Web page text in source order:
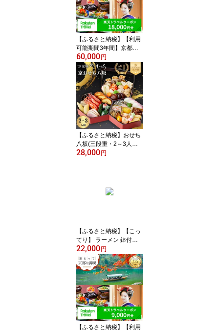
ット 予約 父の日 母の日
【ふるさと納税】【利用
可能期間3年間】京都府
京都市の対象施設で使え
る楽天トラベルクーポン
寄付額60,000円 観光地
応援 温泉 観光 旅行 ホテ
ル 旅館 クーポン チケッ
ト 予約 父の日 母の日
60,000 円
【ふるさと納税】おせち
八坂(三段重・2～3人前)
《2027年 数量限定》
お節 京料理 人気 おすす
め 2027 正月 お祝い グル
28,000 円
【ふるさと納税】【こっ
てり】 ラーメン 鉢付き
天下一品 家麺 4食 セット
＜チャーシュー・メン
マ・鉢付き＞ | 拉麺 麺 生
麺 京都 京都市 京都府 小
分け お取り寄せ 有名店
ご当地 ギフト 冷蔵（B-J
B23）
22,000 円
【ふるさと納税】【利用